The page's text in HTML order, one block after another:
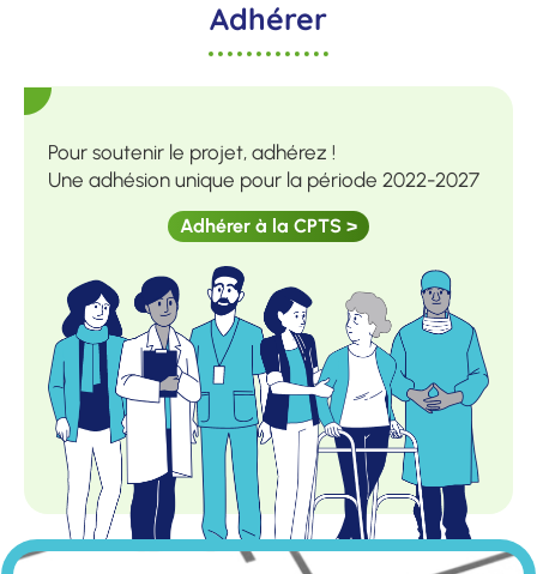
Adhérer
Pour soutenir le projet, adhérez !
Une adhésion unique pour la période 2022-2027
Adhérer à la CPTS >